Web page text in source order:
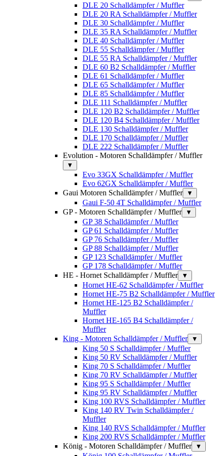
DLE 20 Schalldämpfer / Muffler
DLE 20 RA Schalldämpfer / Muffler
DLE 30 Schalldämpfer / Muffler
DLE 35 RA Schalldämpfer / Muffler
DLE 40 Schalldämpfer / Muffler
DLE 55 Schalldämpfer / Muffler
DLE 55 RA Schalldämpfer / Muffler
DLE 60 B2 Schalldämpfer / Muffler
DLE 61 Schalldämpfer / Muffler
DLE 65 Schalldämpfer / Muffler
DLE 85 Schalldämpfer / Muffler
DLE 111 Schalldämpfer / Muffler
DLE 120 B2 Schalldämpfer / Muffler
DLE 120 B4 Schalldämpfer / Muffler
DLE 130 Schalldämpfer / Muffler
DLE 170 Schalldämpfer / Muffler
DLE 222 Schalldämpfer / Muffler
Evolution - Motoren Schalldämpfer / Muffler
▼
Evo 33GX Schalldämpfer / Muffler
Evo 62GX Schalldämpfer / Muffler
Gaui Motoren Schalldämpfer / Muffler
▼
Gaui F-50 4T Schalldämpfer / Muffler
GP - Motoren Schalldämpfer / Muffler
▼
GP 38 Schalldämpfer / Muffler
GP 61 Schalldämpfer / Muffler
GP 76 Schalldämpfer / Muffler
GP 88 Schalldämpfer / Muffler
GP 123 Schalldämpfer / Muffler
GP 178 Schalldämpfer / Muffler
HE - Hornet Schalldämpfer / Muffler
▼
Hornet HE-62 Schalldämpfer / Muffler
Hornet HE-75 B2 Schalldämpfer / Muffler
Hornet HE-125 B2 Schalldämpfer /
Muffler
Hornet HE-165 B4 Schalldämpfer /
Muffler
King - Motoren Schalldämpfer / Muffler
▼
King 50 S Schalldämpfer / Muffler
King 50 RV Schalldämpfer / Muffler
King 70 S Schalldämpfer / Muffler
King 70 RV Schalldämpfer / Muffler
King 95 S Schalldämpfer / Muffler
King 95 RV Schalldämpfer / Muffler
King 100 RVS Schalldämpfer / Muffler
King 140 RV Twin Schalldämpfer /
Muffler
King 140 RVS Schalldämpfer / Muffler
King 200 RVS Schalldämpfer / Muffler
König - Motoren Schalldämpfer / Muffler
▼